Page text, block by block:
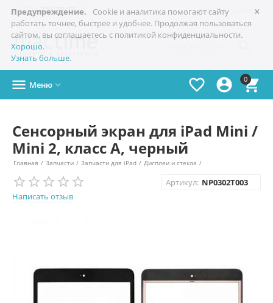
×
Предупреждение.
Cookie и аналитика помогают сайту
работать точнее, быстрее и удобнее. Продолжая пользоваться
сайтом, вы соглашаетесь с политикой конфиденциальности.
Хорошо.
Узнать больше.
Симферополь
+7(978)773-77-77 
0



 Меню 
Сенсорный экран для iPad Mini /
Mini 2, класс A, черный
Главная / Запчасти / Запчасти для iPad / Дисплеи и стекла /
Написать отзыв
Артикул: NP0302T003